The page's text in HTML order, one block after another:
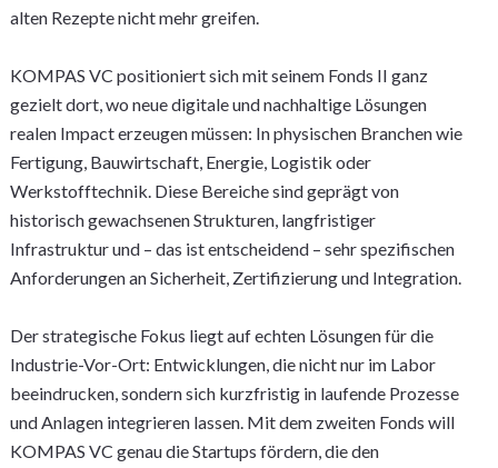
alten Rezepte nicht mehr greifen.
KOMPAS VC positioniert sich mit seinem Fonds II ganz
gezielt dort, wo neue digitale und nachhaltige Lösungen
realen Impact erzeugen müssen: In physischen Branchen wie
Fertigung, Bauwirtschaft, Energie, Logistik oder
Werkstofftechnik. Diese Bereiche sind geprägt von
historisch gewachsenen Strukturen, langfristiger
Infrastruktur und – das ist entscheidend – sehr spezifischen
Anforderungen an Sicherheit, Zertifizierung und Integration.
Der strategische Fokus liegt auf echten Lösungen für die
Industrie-Vor-Ort: Entwicklungen, die nicht nur im Labor
beeindrucken, sondern sich kurzfristig in laufende Prozesse
und Anlagen integrieren lassen. Mit dem zweiten Fonds will
KOMPAS VC genau die Startups fördern, die den